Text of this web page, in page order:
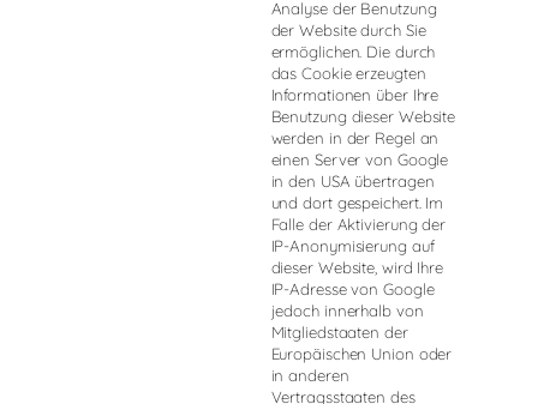
Analyse der Benutzung
der Website durch Sie
ermöglichen. Die durch
das Cookie erzeugten
Informationen über Ihre
Benutzung dieser Website
werden in der Regel an
einen Server von Google
in den USA übertragen
und dort gespeichert. Im
Falle der Aktivierung der
IP-Anonymisierung auf
dieser Website, wird Ihre
IP-Adresse von Google
jedoch innerhalb von
Mitgliedstaaten der
Europäischen Union oder
in anderen
Vertragsstaaten des